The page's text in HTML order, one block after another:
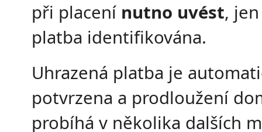
při placení nutno uvést,
platba identifikována.
Uhrazená platba je
potvrzena a prodloužení
probíhá v několika dalších